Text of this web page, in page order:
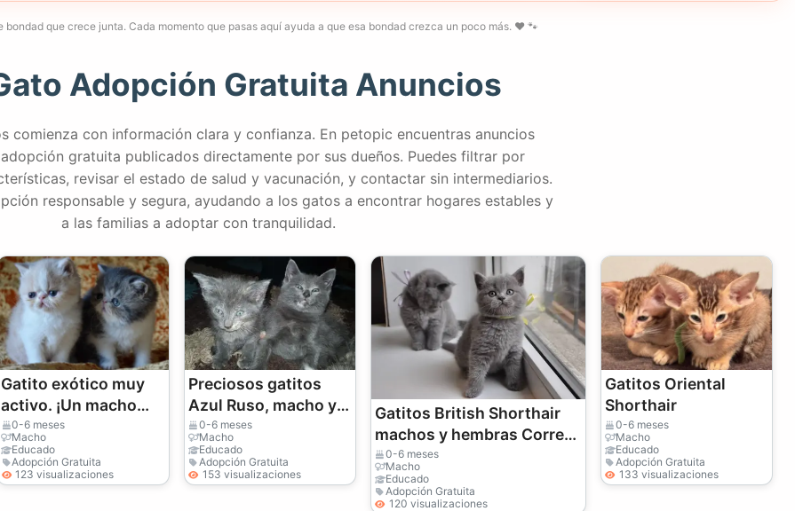
bondad que crece junta. Cada momento que pasas aquí ayuda a que esa bondad crezca un poco más. ❤️ 🐾
Adopción Gratuita Anuncios
comienza con información clara y confianza. En petopic encuentras anuncios
gratuita publicados directamente por sus dueños. Puedes filtrar por
revisar el estado de salud y vacunación, y contactar sin intermediarios.
responsable y segura, ayudando a los gatos a encontrar hogares estables y
a las familias a adoptar con tranquilidad.
Gatito exótico muy
activo. ¡Un macho
increíble!
0-6 meses
Macho
Educado
Adopción Gratuita
123 visualizaciones
Preciosos gatitos
Azul Ruso, macho y
hembra.
0-6 meses
Macho
Educado
Adopción Gratuita
153 visualizaciones
Gatitos British Shorthair
machos y hembras Correo
electrónico de contacto
(nkeawoma@outlook.com)
0-6 meses
Macho
Educado
Adopción Gratuita
120 visualizaciones
Gatitos Oriental
Shorthair
0-6 meses
Macho
Educado
Adopción Gratuita
133 visualizaciones